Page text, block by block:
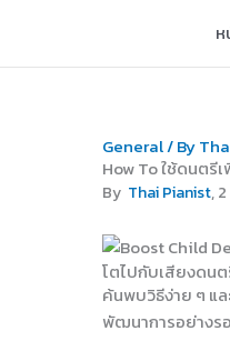
content
ห
General/ By
How To ใช้ดนตรี
By Thai Pianist,
โตไปกับเสียงดน
ค้นพบวิธีง่าย ๆ แ
พัฒนาการอย่างร